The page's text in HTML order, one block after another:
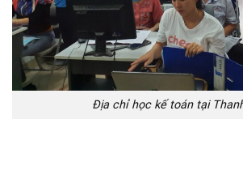
Địa chỉ học kế toán tại